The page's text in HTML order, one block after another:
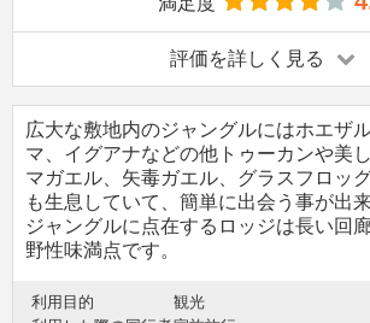
評価を詳しく見る
広大な敷地内のジャングルにはホエザ
マ、イグアナなどの他トゥーカンや美
マガエル、矢毒ガエル、グラスフロッ
も生息していて、簡単に出会う事が出来
ジャングルに点在するロッジは長い回
野性味満点です。
利用目的
観光